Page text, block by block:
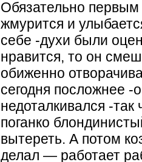
Обязательно
жмурится и
себе -духи были
нравится, то он
обиженно
сегодня посложнее -
недоталкивался -
поганко
вытереть. А потом
делал — работает